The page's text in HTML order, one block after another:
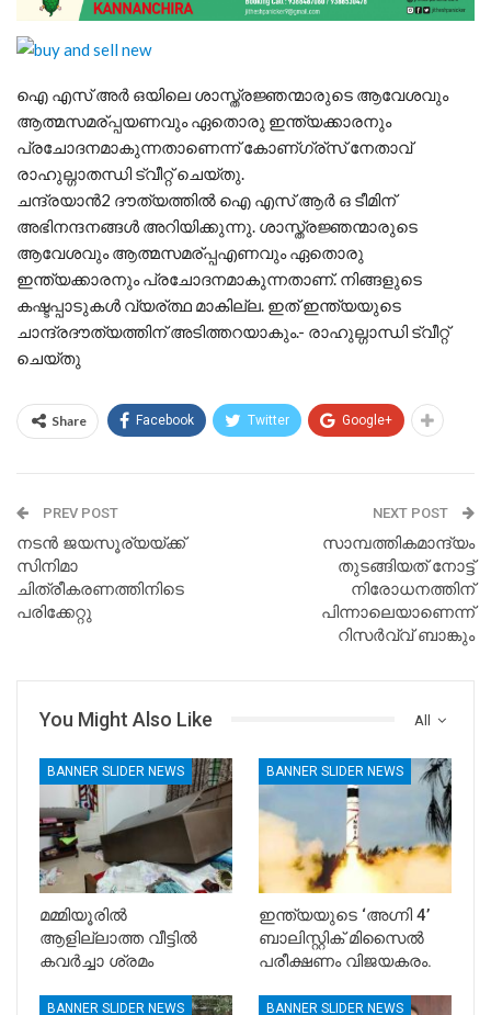
ഐ എസ് അര്‍ ഒയിലെ ശാസ്ത്രജ്ഞന്മാരുടെ ആവേശവും
ആത്മസമര്പ്പയണവും ഏതൊരു ഇന്ത്യക്കാരനും
പ്രചോദനമാകുന്നതാണെന്ന് കോണ്ഗ്ര്സ് നേതാവ്
രാഹുല്ഗാതന്ധി ട്വീറ്റ് ചെയ്തു.
ചന്ദ്രയാന്‍2 ദൗത്യത്തില്‍ ഐ എസ് ആര്‍ ഒ ടീമിന്
അഭിനന്ദനങ്ങള്‍ അറിയിക്കുന്നു. ശാസ്ത്രജ്ഞന്മാരുടെ
ആവേശവും ആത്മസമര്പ്പഎണവും ഏതൊരു
ഇന്ത്യക്കാരനും പ്രചോദനമാകുന്നതാണ്. നിങ്ങളുടെ
കഷ്ടപ്പാടുകള്‍ വ്യര്ത്ഥ മാകില്ല. ഇത് ഇന്ത്യയുടെ
ചാന്ദ്രദൗത്യത്തിന് അടിത്തറയാകും.- രാഹുല്ഗാ‍ന്ധി ട്വീറ്റ്
ചെയ്തു
Share Facebook Twitter Google+
PREV POST
നടന്‍ ജയസൂര്യയ്ക്ക്
സിനിമാ
ചിത്രീകരണത്തിനിടെ
പരിക്കേറ്റു
NEXT POST
സാമ്പത്തികമാന്ദ്യം
തുടങ്ങിയത് നോട്ട്
നിരോധനത്തിന്
പിന്നാലെയാണെന്ന്
റിസര്‍വ്വ് ബാങ്കും
All
You Might Also Like
BANNER SLIDER NEWS
മമ്മിയൂരിൽ
ആളില്ലാത്ത വീട്ടിൽ
കവർച്ചാ ശ്രമം
BANNER SLIDER NEWS
ഇന്ത്യയുടെ ‘അഗ്നി 4’
ബാലിസ്റ്റിക് മിസൈൽ
പരീക്ഷണം വിജയകരം.
BANNER SLIDER NEWS BANNER SLIDER NEWS